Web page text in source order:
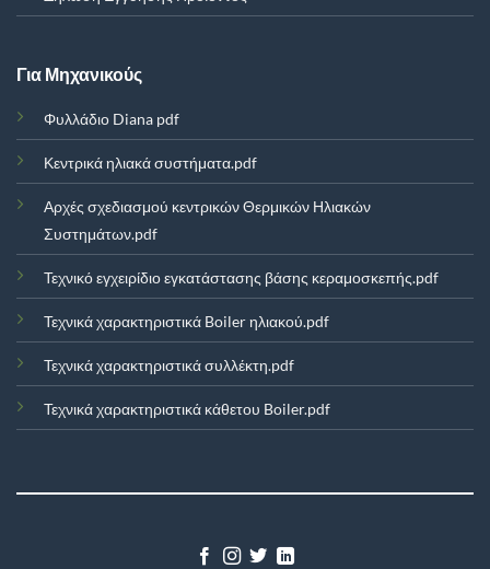
Για Μηχανικούς
Φυλλάδιο Diana pdf
Κεντρικά ηλιακά συστήματα.pdf
Αρχές σχεδιασμού κεντρικών Θερμικών Ηλιακών
Συστημάτων.pdf
Τεχνικό εγχειρίδιο εγκατάστασης βάσης κεραμοσκεπής.pdf
Τεχνικά χαρακτηριστικά Boiler ηλιακού.pdf
Τεχνικά χαρακτηριστικά συλλέκτη.pdf
Τεχνικά χαρακτηριστικά κάθετου Boiler.pdf